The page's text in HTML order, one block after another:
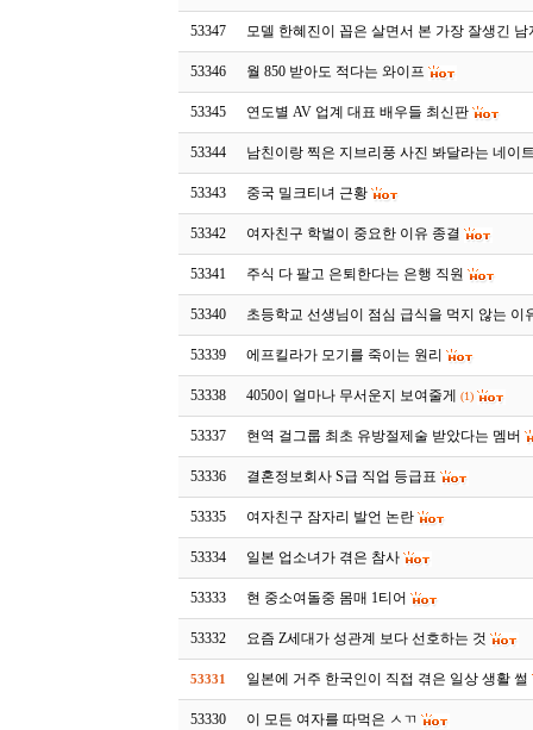
53347 모델 한혜진이 꼽은 살면서 본 가장 잘생긴 남
53346 월 850 받아도 적다는 와이프
53345 연도별 AV 업계 대표 배우들 최신판
53344 남친이랑 찍은 지브리풍 사진 봐달라는 네이
53343 중국 밀크티녀 근황
53342 여자친구 학벌이 중요한 이유 종결
53341 주식 다 팔고 은퇴한다는 은행 직원
53340 초등학교 선생님이 점심 급식을 먹지 않는 이
53339 에프킬라가 모기를 죽이는 원리
53338 4050이 얼마나 무서운지 보여줄게 (1)
53337 현역 걸그룹 최초 유방절제술 받았다는 멤버
53336 결혼정보회사 S급 직업 등급표
53335 여자친구 잠자리 발언 논란
53334 일본 업소녀가 겪은 참사
53333 현 중소여돌중 몸매 1티어
53332 요즘 Z세대가 성관계 보다 선호하는 것
53331 일본에 거주 한국인이 직접 겪은 일상 생활 썰
53330 이 모든 여자를 따먹은 ㅅㄲ